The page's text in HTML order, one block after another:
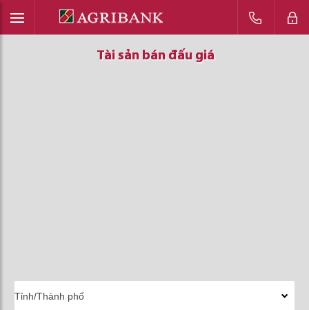
Tài sản bán đấu giá
Tài sản bán đấu giá
Tài sản bán đấu giá